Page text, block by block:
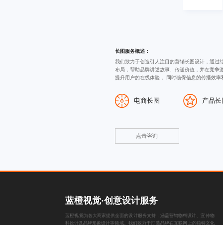
长图服务概述：
我们致力于创造引人注目的营销长图设计 ，通过
布局，帮助品牌讲述故事、传递价值，并在竞争
提升用户的在线体验， 同时确保信息的传播效率
电商长图 产品长
点击咨询
蓝橙视觉·创意设计服务
蓝橙视觉为各大商家提供全面的设计服务支持，涵盖营销物料设计 、宣传物
料设计 及品牌形象设计等领域。我们致力于打造品牌在互联网上的独特文化